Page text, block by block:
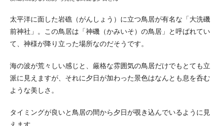
太平洋に面した岩礁（がんしょう）に立つ鳥居が有名な「大洗磯
前神社」。この鳥居は「神磯（かみいそ）の鳥居」と呼ばれてい
て、神様が降り立った場所なのだそうです。
海の波が荒々しい感じと、厳格な雰囲気の鳥居だけでもとても立
派に見えますが、それに夕日が加わった景色はなんとも息を呑む
ような美しさ。
タイミングが良いと鳥居の間から夕日が覗き込んでいるように見